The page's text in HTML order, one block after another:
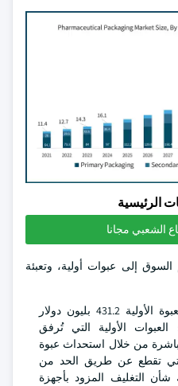
الرئيسية
الشعبي مجانا
السوق إلى عبوات أولية، وتعبئة
ومن المتوقع أن تتجاوز العبوة الأولية 431.2 بليون دولار
وتؤجج العبوات الأولية التي تُرفق
من خلال استحداث عبوة
تقطع عن طريق الحد من
التغليف المزود بأجهزة